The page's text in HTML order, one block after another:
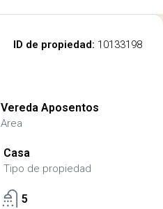
ID de propiedad: 10133198
Vereda Aposentos
Area
Casa
Tipo de propiedad
5